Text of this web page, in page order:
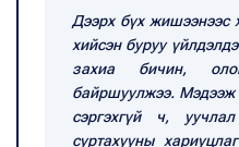
Дээрх бүх жишээнээс
хийсэн буруу
захиа бичин,
байршуулжээ. Мэдээж
сэргэхгүй ч,
суртахууны